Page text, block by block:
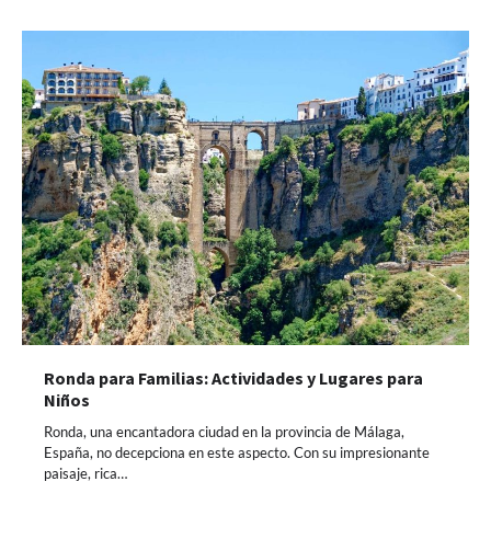
Ronda para Familias: Actividades y Lugares para
Niños
Ronda, una encantadora ciudad en la provincia de Málaga,
España, no decepciona en este aspecto. Con su impresionante
paisaje, rica…